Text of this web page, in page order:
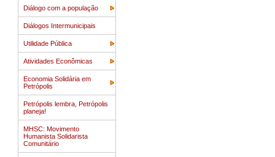
Diálogo com a população
Diálogos Intermunicipais
Utilidade Pública
Atividades Econômicas
Economia Solidária em
Petrópolis
Petrópolis lembra, Petrópolis
planeja!
MHSC: Movimento
Humanista Solidarista
Comunitário